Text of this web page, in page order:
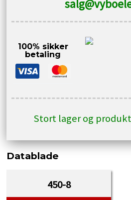
100% sikker
betaling
Stort lager og
Datablade
450-8